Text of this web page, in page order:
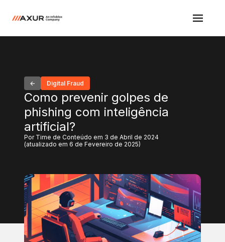
Digital Fraud
Como prevenir golpes de
phishing com inteligência
artificial?
Por Time de Conteúdo em 3 de Abril de 2024
(atualizado em 6 de Fevereiro de 2025)